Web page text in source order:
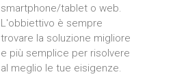
smartphone/tablet o web.
L'obbiettivo è sempre
trovare la soluzione migliore
e più semplice per risolvere
al meglio le tue eisigenze.